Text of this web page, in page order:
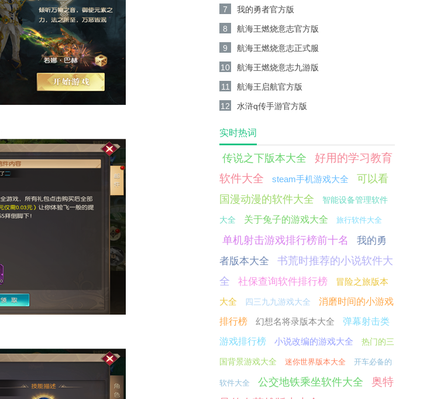
7 我的勇者官方版
8 航海王燃烧意志官方版
9 航海王燃烧意志正式服
10 航海王燃烧意志九游版
11 航海王启航官方版
12 水浒q传手游官方版
实时热词
传说之下版本大全
好用的学习教育
软件大全
steam手机游戏大全
可以看
国漫动漫的软件大全
智能设备管理软件
大全 关于兔子的游戏大全 旅行软件大全
单机射击游戏排行榜前十名
我的勇
者版本大全
书荒时推荐的小说软件大
全
社保查询软件排行榜
冒险之旅版本
大全
四三九九游戏大全
消磨时间的小游戏
排行榜
幻想名将录版本大全
弹幕射击类
游戏排行榜
小说改编的游戏大全 热门的三
国背景游戏大全 迷你世界版本大全 开车必备的
软件大全 公交地铁乘坐软件大全
奥特